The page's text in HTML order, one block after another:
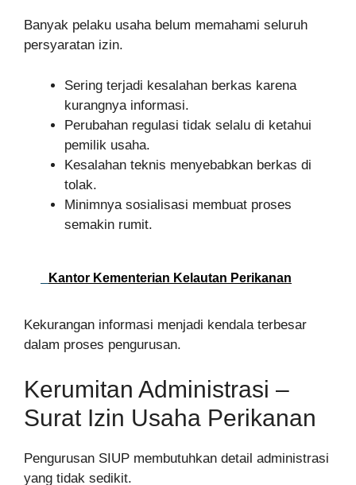
Banyak pelaku usaha belum memahami seluruh
persyaratan izin.
Sering terjadi kesalahan berkas karena
kurangnya informasi.
Perubahan regulasi tidak selalu di ketahui
pemilik usaha.
Kesalahan teknis menyebabkan berkas di
tolak.
Minimnya sosialisasi membuat proses
semakin rumit.
Kantor Kementerian Kelautan Perikanan
Kekurangan informasi menjadi kendala terbesar
dalam proses pengurusan.
Kerumitan Administrasi –
Surat Izin Usaha Perikanan
Pengurusan SIUP membutuhkan detail administrasi
yang tidak sedikit.